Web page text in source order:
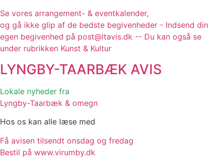
Se vores arrangement- & eventkalender,
og gå ikke glip af de bedste begivenheder - Indsend din
egen begivenhed på post@ltavis.dk -- Du kan også se
under rubrikken Kunst & Kultur
LYNGBY-TAARBÆK AVIS
Lokale nyheder fra
Lyngby-Taarbæk & omegn
Hos os kan alle læse med
Få avisen tilsendt onsdag og fredag
Bestil på www.virumby.dk